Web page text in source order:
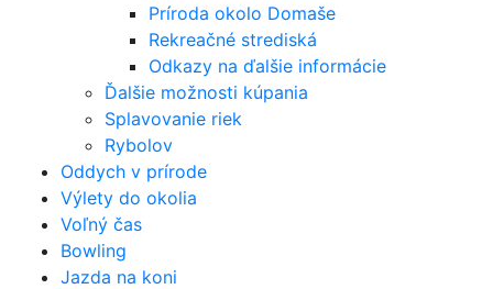
Príroda okolo Domaše
Rekreačné strediská
Odkazy na ďalšie informácie
Ďalšie možnosti kúpania
Splavovanie riek
Rybolov
Oddych v prírode
Výlety do okolia
Voľný čas
Bowling
Jazda na koni